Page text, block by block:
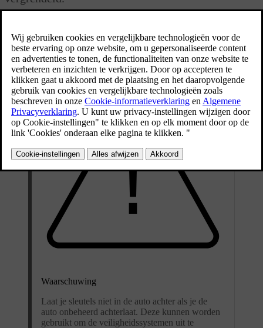
uitgeschakeld of juist geactiveerd om te voorkomen dat je auto
wordt gestolen.
Waarschuwing
Laat je sleutels niet in de auto achter als je de
auto onbeheerd achterlaat. Deze kunnen worden
gebruikt om de veiligheidssystemen uit te